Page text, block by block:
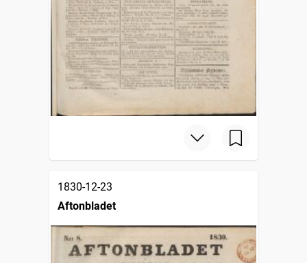
1830-12-23
Aftonbladet